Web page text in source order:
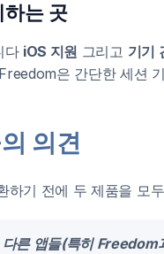
하는 곳
다 iOS 지원 그리고 기기
은 간단한 세션
의견
하기 전에 두 제품을 모
른 앱들(특히